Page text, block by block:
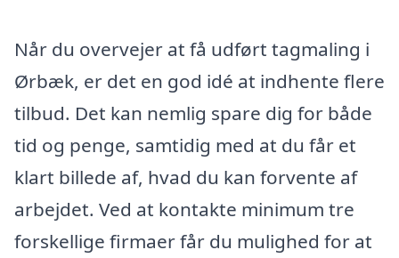
Når du overvejer at få udført tagmaling i
Ørbæk, er det en god idé at indhente flere
tilbud. Det kan nemlig spare dig for både
tid og penge, samtidig med at du får et
klart billede af, hvad du kan forvente af
arbejdet. Ved at kontakte minimum tre
forskellige firmaer får du mulighed for at